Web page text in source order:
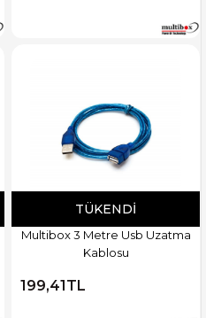
TÜKENDI
Multibox 3 Metre Usb Uzatma
Kablosu
199,41TL